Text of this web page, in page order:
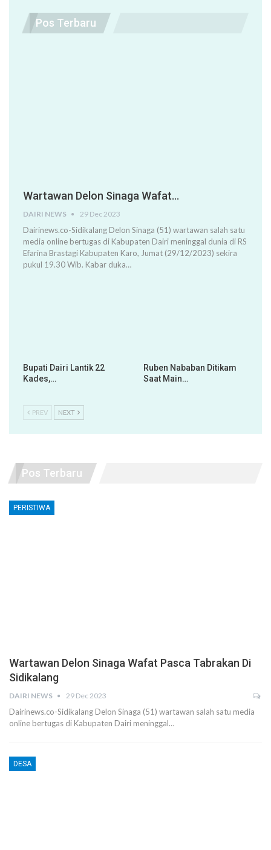
Pos Terbaru
Wartawan Delon Sinaga Wafat…
DAIRI NEWS 29 Dec 2023
Dairinews.co-Sidikalang Delon Sinaga (51) wartawan salah satu
media online bertugas di Kabupaten Dairi meninggal dunia di RS
Efarina Brastagi Kabupaten Karo, Jumat (29/12/2023) sekira
pukul 19.30 Wib. Kabar duka…
Bupati Dairi Lantik 22
Kades,…
Ruben Nababan Ditikam
Saat Main…
PREV NEXT
Pos Terbaru
PERISTIWA
Wartawan Delon Sinaga Wafat Pasca Tabrakan Di
Sidikalang
DAIRI NEWS 29 Dec 2023
Dairinews.co-Sidikalang Delon Sinaga (51) wartawan salah satu media
online bertugas di Kabupaten Dairi meninggal…
DESA